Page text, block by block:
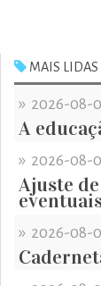
MAIS
» 2026-08-
A
» 2026-08-
Ajuste
» 2026-08-